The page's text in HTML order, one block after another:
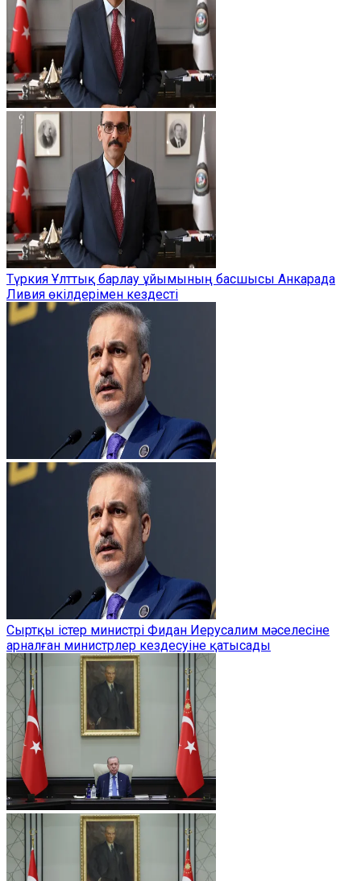
Түркия Ұлттық барлау ұйымының басшысы Анкарада
Ливия өкілдерімен кездесті
Сыртқы істер министрі Фидан Иерусалим мәселесіне
арналған министрлер кездесуіне қатысады